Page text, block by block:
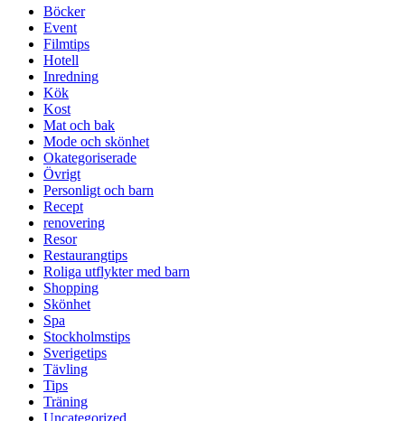
Böcker
Event
Filmtips
Hotell
Inredning
Kök
Kost
Mat och bak
Mode och skönhet
Okategoriserade
Övrigt
Personligt och barn
Recept
renovering
Resor
Restaurangtips
Roliga utflykter med barn
Shopping
Skönhet
Spa
Stockholmstips
Sverigetips
Tävling
Tips
Träning
Uncategorized